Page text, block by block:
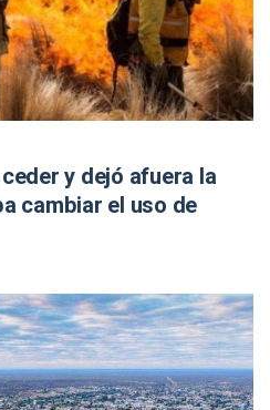
y dejó afuera la
cambiar el uso de